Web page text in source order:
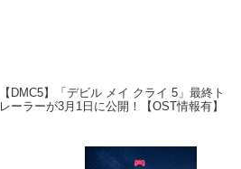
【DMC5】「デビル メイ クライ 5」最終ト
レーラーが3月1日に公開！【OST情報有】